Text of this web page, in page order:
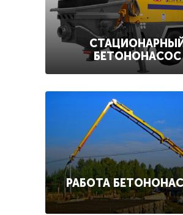
СТАЦИОНАРНЫЙ
БЕТОНОНАСОС
РАБОТА